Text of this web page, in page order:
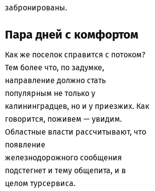
забронированы.
Пара дней с комфортом
Как же поселок справится с потоком?
Тем более что, по задумке,
направление должно стать
популярным не только у
калининградцев, но и у приезжих. Как
говорится, поживем — увидим.
Областные власти рассчитывают, что
появление
железнодорожного сообщения
подстегнет и тему общепита, и в
целом турсервиса.